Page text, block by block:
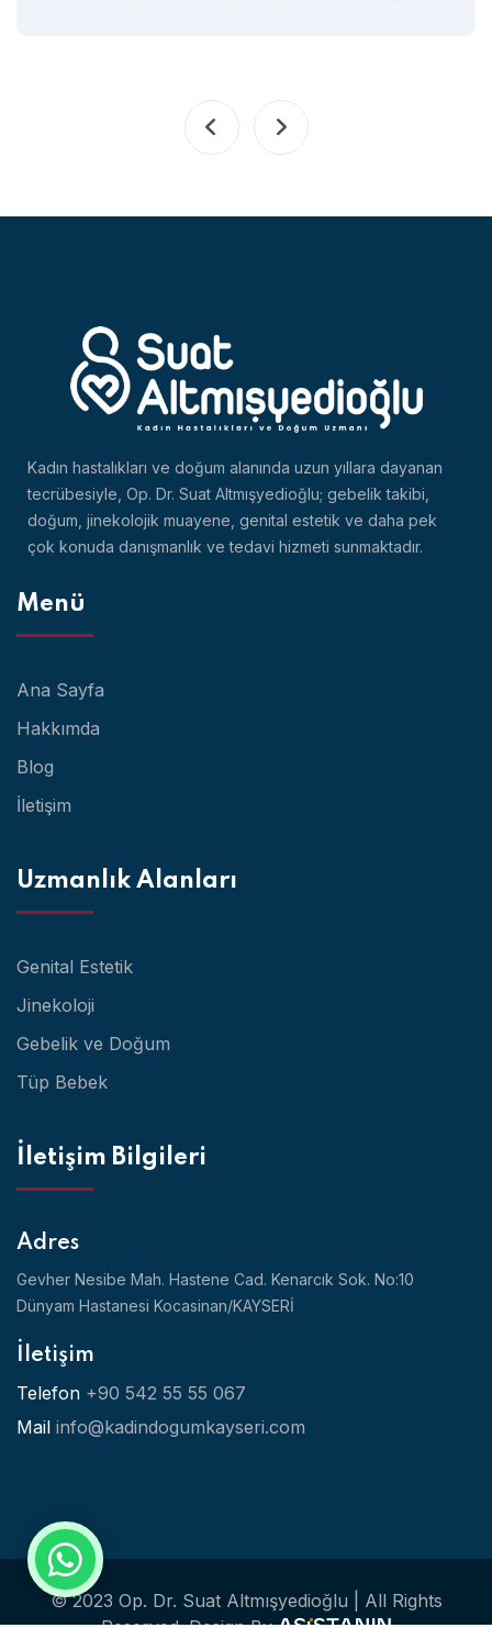
Kadın hastalıkları ve doğum alanında uzun yıllara dayanan
tecrübesiyle, Op. Dr. Suat Altmışyedioğlu; gebelik takibi,
doğum, jinekolojik muayene, genital estetik ve daha pek
çok konuda danışmanlık ve tedavi hizmeti sunmaktadır.
Menü
Ana Sayfa
Hakkımda
Blog
İletişim
Uzmanlık Alanları
Genital Estetik
Jinekoloji
Gebelik ve Doğum
Tüp Bebek
İletişim Bilgileri
Adres
Gevher Nesibe Mah. Hastene Cad. Kenarcık Sok. No:10
Dünyam Hastanesi Kocasinan/KAYSERİ
İletişim
Telefon +90 542 55 55 067
Mail info@kadindogumkayseri.com
© 2023 Op. Dr. Suat Altmışyedioğlu | All Rights